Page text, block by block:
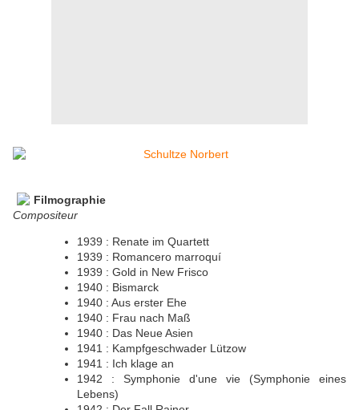
Filmographie
Compositeur
1939 : Renate im Quartett
1939 : Romancero marroquí
1939 : Gold in New Frisco
1940 : Bismarck
1940 : Aus erster Ehe
1940 : Frau nach Maß
1940 : Das Neue Asien
1941 : Kampfgeschwader Lützow
1941 : Ich klage an
1942 : Symphonie d'une vie (Symphonie eines
Lebens)